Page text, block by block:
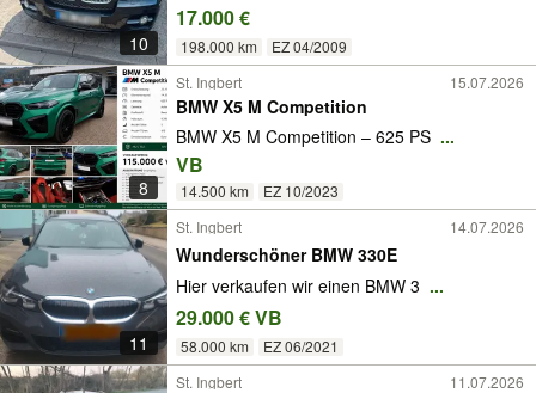
10
17.000 €
198.000 km EZ 04/2009
8
St. Ingbert 15.07.2026
BMW X5 M Competition
BMW X5 M Competition – 625 PS ...
VB
14.500 km EZ 10/2023
11
St. Ingbert 14.07.2026
Wunderschöner BMW 330E
Hier verkaufen wir einen BMW 3 ...
29.000 € VB
58.000 km EZ 06/2021
St. Ingbert 11.07.2026